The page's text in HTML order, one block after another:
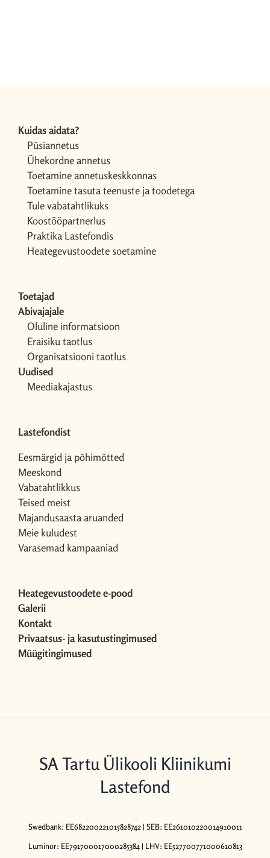
Kuidas aidata?
Püsiannetus
Ühekordne annetus
Toetamine annetuskeskkonnas
Toetamine tasuta teenuste ja toodetega
Tule vabatahtlikuks
Koostööpartnerlus
Praktika Lastefondis
Heategevustoodete soetamine
Toetajad
Abivajajale
Oluline informatsioon
Eraisiku taotlus
Organisatsiooni taotlus
Uudised
Meediakajastus
Lastefondist
Eesmärgid ja põhimõtted
Meeskond
Vabatahtlikkus
Teised meist
Majandusaasta aruanded
Meie kuludest
Varasemad kampaaniad
Heategevustoodete e-pood
Galerii
Kontakt
Privaatsus- ja kasutustingimused
Müügitingimused
SA Tartu Ülikooli Kliinikumi
Lastefond
Swedbank: EE682200221015828742 | SEB: EE261010220014910011
Luminor: EE791700017000285384 | LHV: EE527700771000610813